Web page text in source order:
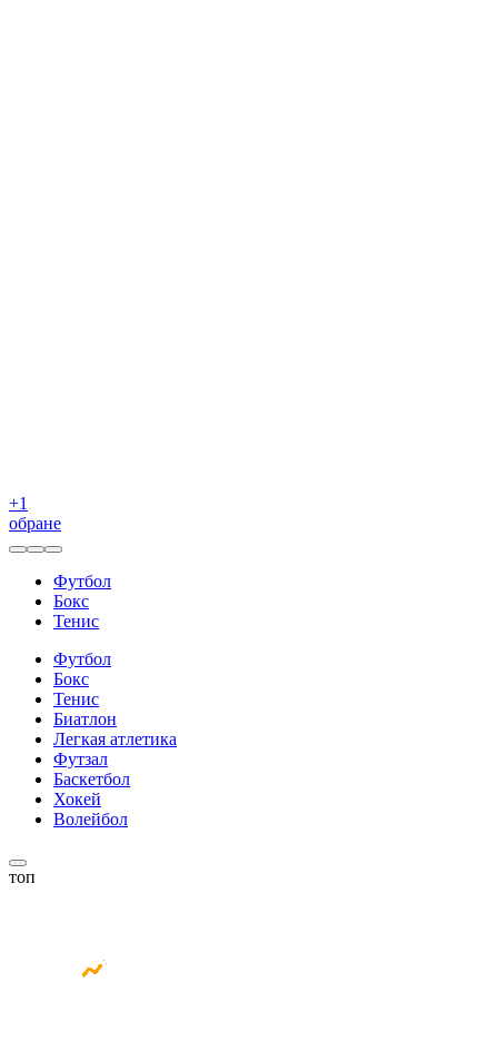
+1
обране
Футбол
Бокс
Тенис
Футбол
Бокс
Тенис
Биатлон
Легкая атлетика
Футзал
Баскетбол
Хокей
Волейбол
топ